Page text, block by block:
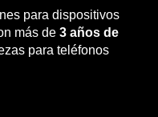
para dispositivos
más de 3 años de
para teléfonos